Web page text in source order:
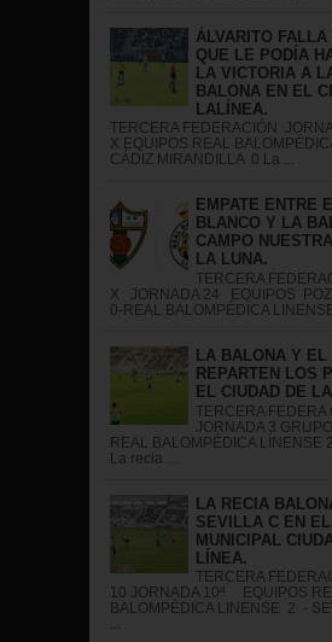
ÁLVARITO
QUE LE PODÍA
LA VICTORIA A
BALONA EN EL
LALÍNEA.
TERCERA FEDERACIÓN
X EQUIPOS REAL
CÁDIZ MIRANDILLA 0 La ...
EMPATE ENTRE
BLANCO Y LA
CAMPO
LA LUNA.
TERCERA
X JORNADA 24 EQUIPOS
0-REAL BALOMPÉDICA
LA BALONA Y EL
REPARTEN LOS
EL CIUDAD DE
TERCERA FEDERA
JORNADA 3
REAL BALOMPÉDICA LÍNENSE
La recia ...
LA RECIA
SEVILLA C EN
MUNICIPAL
LÍNEA.
TERCERA
10 JORNADA 10ª EQUIPOS
BALOMPÉDICA LINENSE 2 -